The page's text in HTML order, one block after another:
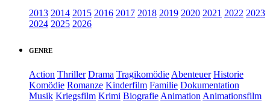
2013 2014 2015 2016 2017 2018 2019 2020 2021 2022 2023
2024 2025 2026
GENRE
Action Thriller Drama Tragikomödie Abenteuer Historie
Komödie Romanze Kinderfilm Familie Dokumentation
Musik Kriegsfilm Krimi Biografie Animation Animationsfilm